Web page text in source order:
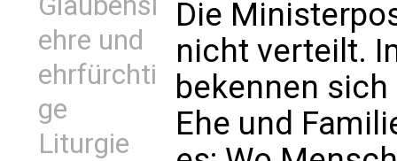
ehre und
ehrfürchti
ge
Liturgie
Die
nicht verteilt.
bekennen sich
Ehe und